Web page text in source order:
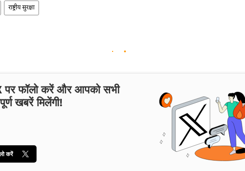
राष्ट्रीय सुरक्षा
पर फॉलो करें और आपको सभी
खबरें मिलेंगी!
करें